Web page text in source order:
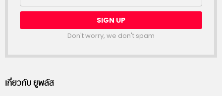
Don't worry, we don't spam
เกี่ยวกับ ยูพลัส